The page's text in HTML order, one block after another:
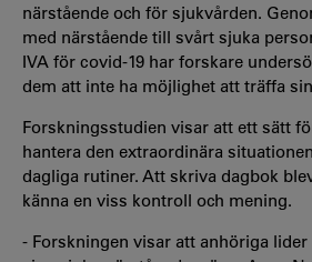
närstående och för sjukvården.
med närstående till svårt sjuka
IVA för covid-19 har forskare
dem att inte ha möjlighet att träffa
Forskningsstudien visar att ett sätt
hantera den extraordinära
dagliga rutiner. Att skriva dagbok
känna en viss kontroll och mening.
- Forskningen visar att anhöriga lider